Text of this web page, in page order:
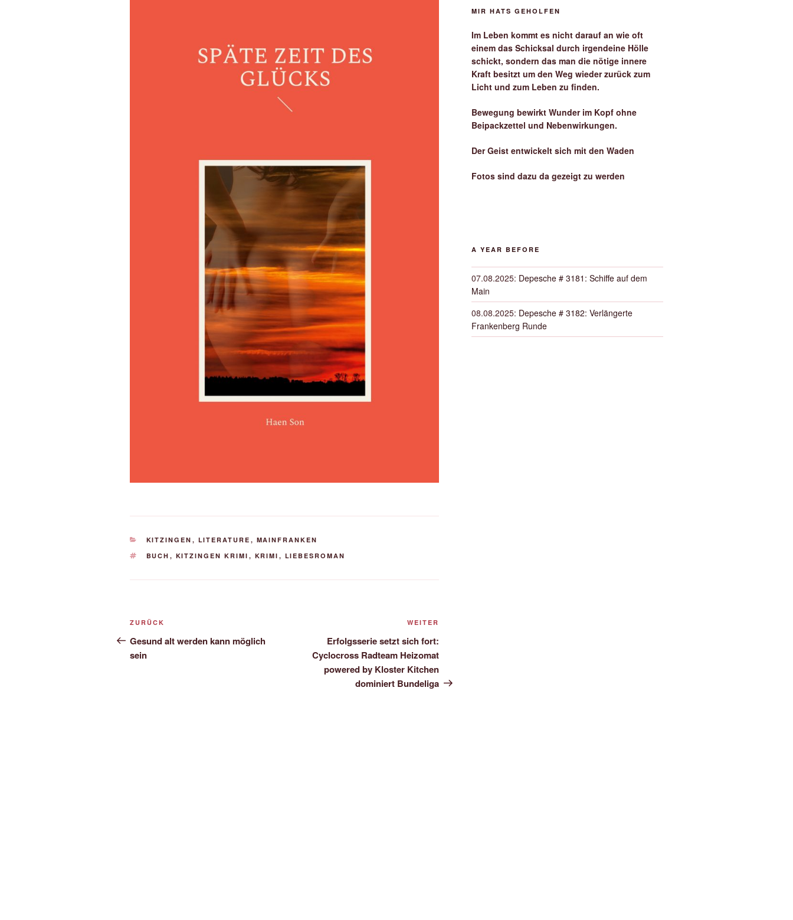
KATEGORIEN
KITZINGEN , LITERATURE , MAINFRANKEN
SCHLAGWÖRTER
BUCH , KITZINGEN KRIMI , KRIMI , LIEBESROMAN
Beitrags-
Navigation
Vorheriger
Beitrag
ZURÜCK
Gesund alt werden kann möglich
sein
WEITER
Erfolgsserie setzt sich fort:
Cyclocross Radteam Heizomat
powered by Kloster Kitchen
dominiert Bundeliga
MIR HATS GEHOLFEN
Im Leben kommt es nicht darauf an wie oft
einem das Schicksal durch irgendeine Hölle
schickt, sondern das man die nötige innere
Kraft besitzt um den Weg wieder zurück zum
Licht und zum Leben zu finden.
Bewegung bewirkt Wunder im Kopf ohne
Beipackzettel und Nebenwirkungen.
Der Geist entwickelt sich mit den Waden
Fotos sind dazu da gezeigt zu werden
A YEAR BEFORE
07.08.2025: Depesche # 3181: Schiffe auf dem
Main
08.08.2025: Depesche # 3182: Verlängerte
Frankenberg Runde